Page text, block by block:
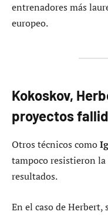
entrenadores más
europeo.
Kokoskov,
proyectos
Otros técnicos como
tampoco resistieron
resultados.
En el caso de